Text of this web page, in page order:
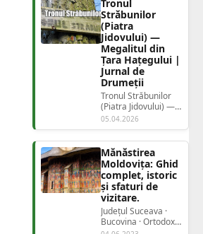
Tronul
Străbunilor
(Piatra
Jidovului) —
Megalitul din
Țara Hațegului |
Jurnal de
Drumeții
Tronul Străbunilor
(Piatra Jidovului) —
Megalitul din Țara
Hațegului | Jurnal
de Drumeții...
05.04.2026
Mănăstirea
Moldovița: Ghid
complet, istoric
și sfaturi de
vizitare.
Județul Suceava ·
Bucovina · Ortodox